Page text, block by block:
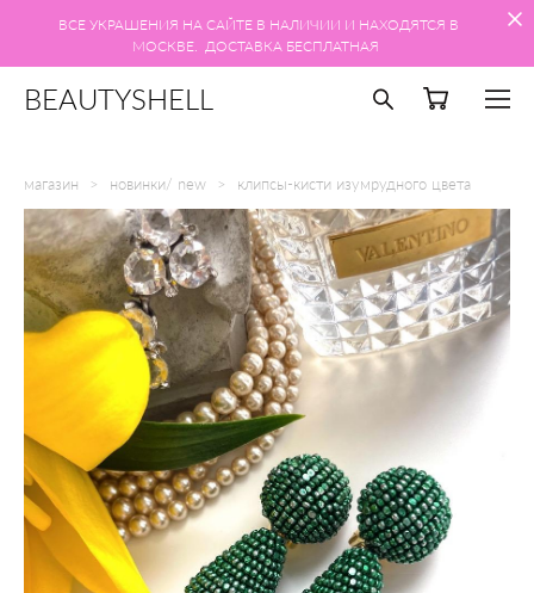
ВСЕ УКРАШЕНИЯ НА САЙТЕ В НАЛИЧИИ И НАХОДЯТСЯ В
МОСКВЕ. ДОСТАВКА БЕСПЛАТНАЯ
BEAUTYSHELL
магазин > новинки/ new > клипсы-кисти изумрудного цвета